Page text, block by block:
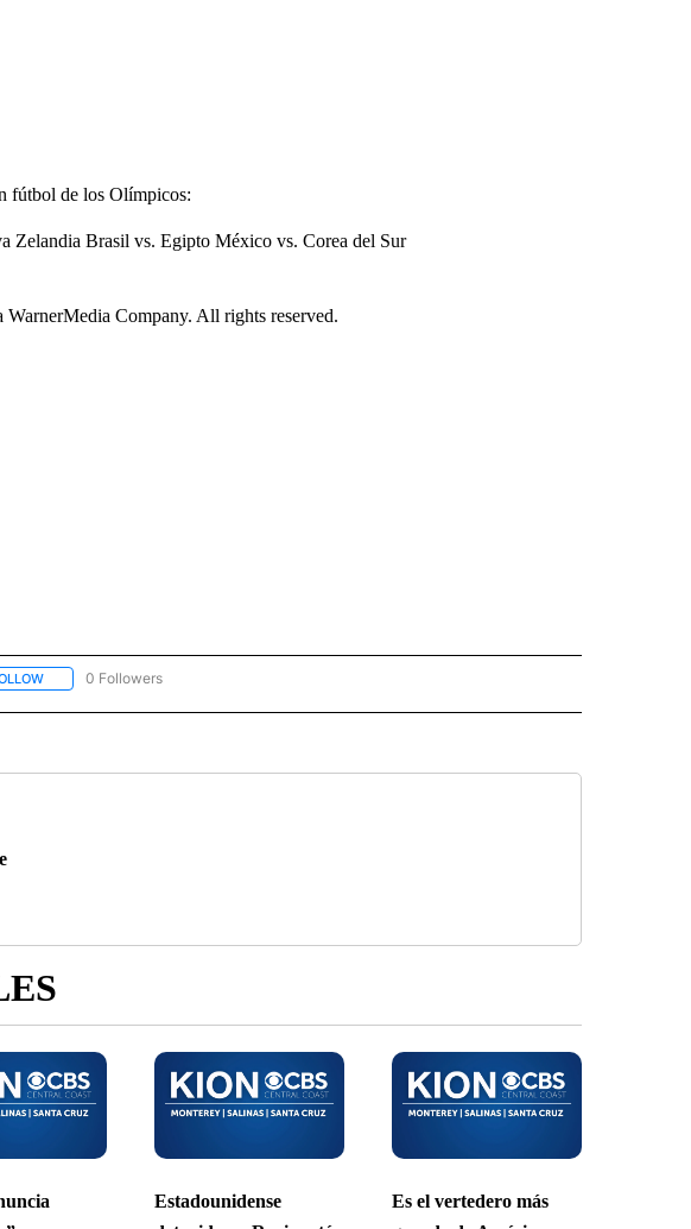
fútbol de los Olímpicos:
Zelandia Brasil vs. Egipto México vs. Corea del Sur
Company. All rights reserved.
FOLLOW "CNN - SPANISH" TO RECEIVE NOTIFICATIONS ABOUT NEW PAGES ON "CNN - SPANISH".
0 Followers
Estadounidense
Es el vertedero más